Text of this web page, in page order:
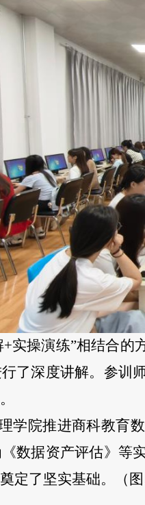
实操演练”相结合
了深度讲解。参训
学院推进商科教育
数据资产评估》等
定了坚实基础。（